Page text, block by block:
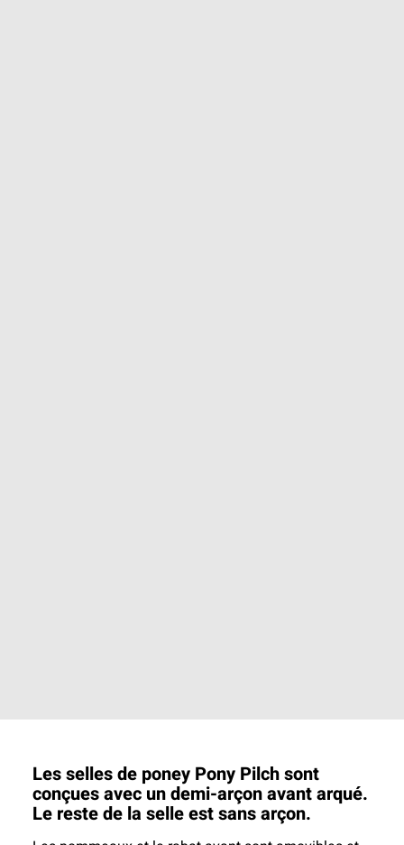
Les selles de poney Pony Pilch sont
conçues avec un demi-arçon avant arqué.
Le reste de la selle est sans arçon.